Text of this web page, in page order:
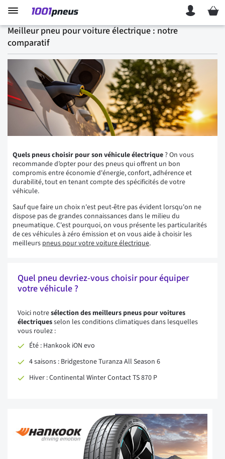
Mon
Meilleur pneu pour voiture électrique : notre
comparatif
Quels pneus choisir pour son véhicule électrique? On vous
recommande d’opter pour des pneus qui offrent un bon
compromis entre économie d'énergie, confort, adhérence et
durabilité, tout en tenant compte des spécificités de votre
véhicule.
Sauf que faire un choix n'est peut-être pas évident lorsqu'on ne
dispose pas de grandes connaissances dans le milieu du
pneumatique. C'est pourquoi, on vous présente les particularités
de ces véhicules à zéro émission et on vous aide à choisir les
meilleurs pneus pour votre voiture électrique.
Quel pneu devriez-vous choisir pour équiper
votre véhicule ?
Voici notresélection des meilleurs pneus pour voitures
électriquesselon les conditions climatiques dans lesquelles
vous roulez :
Été : Hankook iON evo
4 saisons : Bridgestone Turanza All Season 6
Hiver : Continental Winter Contact TS 870 P